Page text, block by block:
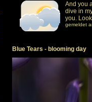
And you
dive in
you.
gemeldet
Blue Tears - blooming day